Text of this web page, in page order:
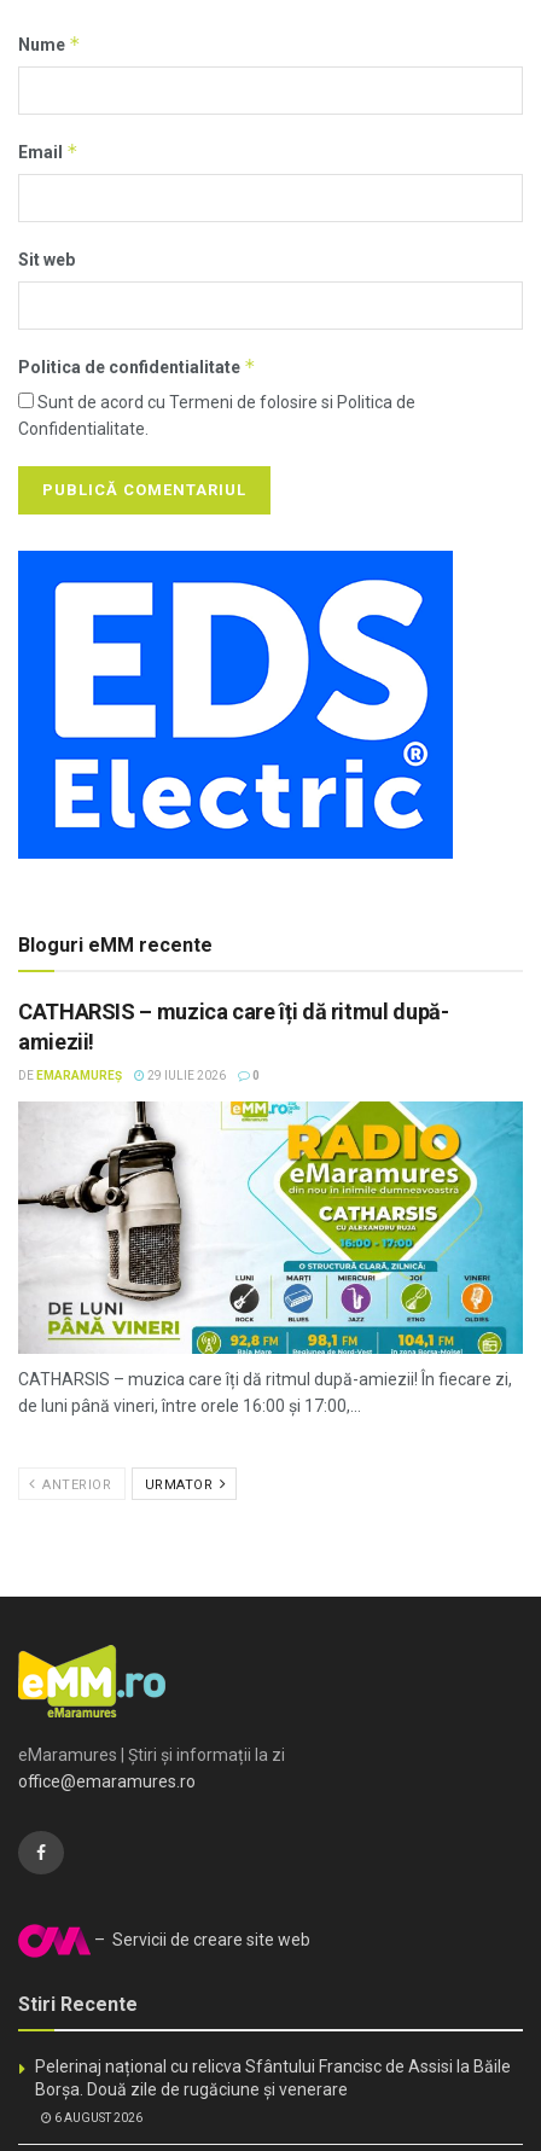
Nume *
Email *
Sit web
Politica de confidentialitate *
Sunt de acord cu Termeni de folosire si Politica de
Confidentialitate.
Bloguri eMM recente
CATHARSIS – muzica care îți dă ritmul după-
amiezii!
DE EMARAMUREȘ 29 IULIE 2026 0
CATHARSIS – muzica care îți dă ritmul după-amiezii! În fiecare zi,
de luni până vineri, între orele 16:00 și 17:00,...
ANTERIOR URMATOR
eMaramures | Știri și informații la zi
office@emaramures.ro
– Servicii de creare site web
Stiri Recente
Pelerinaj național cu relicva Sfântului Francisc de Assisi la Băile
Borșa. Două zile de rugăciune și venerare
6 AUGUST 2026